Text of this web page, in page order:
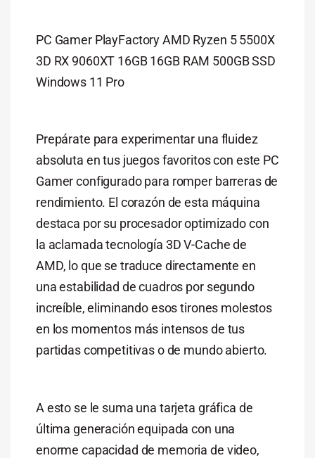
PC Gamer PlayFactory AMD Ryzen 5 5500X
3D RX 9060XT 16GB 16GB RAM 500GB SSD
Windows 11 Pro
Prepárate para experimentar una fluidez
absoluta en tus juegos favoritos con este PC
Gamer configurado para romper barreras de
rendimiento. El corazón de esta máquina
destaca por su procesador optimizado con
la aclamada tecnología 3D V-Cache de
AMD, lo que se traduce directamente en
una estabilidad de cuadros por segundo
increíble, eliminando esos tirones molestos
en los momentos más intensos de tus
partidas competitivas o de mundo abierto.
A esto se le suma una tarjeta gráfica de
última generación equipada con una
enorme capacidad de memoria de video,